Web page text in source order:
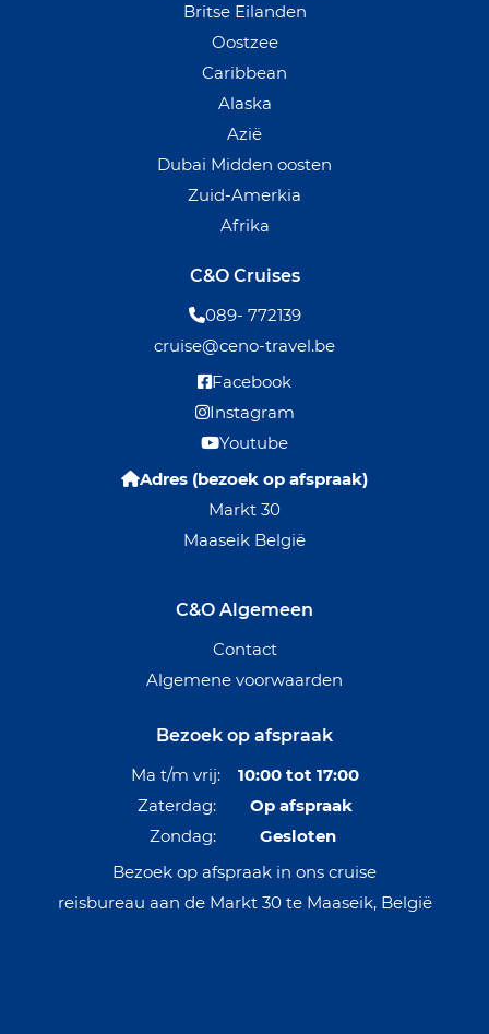
Britse Eilanden
Oostzee
Caribbean
Alaska
Azië
Dubai Midden oosten
Zuid-Amerkia
Afrika
C&O Cruises
089- 772139
cruise@ceno-travel.be
Facebook
Instagram
Youtube
Adres (bezoek op afspraak)
Markt 30
Maaseik België
C&O Algemeen
Contact
Algemene voorwaarden
Bezoek op afspraak
Ma t/m vrij: 10:00 tot 17:00
Zaterdag: Op afspraak
Zondag: Gesloten
Bezoek op afspraak in ons cruise
reisbureau aan de Markt 30 te Maaseik, België